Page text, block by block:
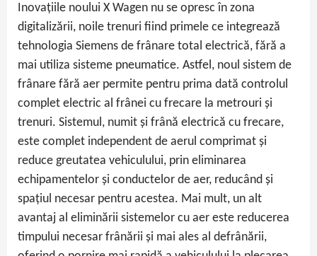
Inovațiile noului X Wagen nu se opresc în zona
digitalizării, noile trenuri fiind primele ce integrează
tehnologia Siemens de frânare total electrică, fără a
mai utiliza sisteme pneumatice. Astfel, noul sistem de
frânare fără aer permite pentru prima dată controlul
complet electric al frânei cu frecare la metrouri și
trenuri. Sistemul, numit și frână electrică cu frecare,
este complet independent de aerul comprimat și
reduce greutatea vehiculului, prin eliminarea
echipamentelor și conductelor de aer, reducând și
spațiul necesar pentru acestea. Mai mult, un alt
avantaj al eliminării sistemelor cu aer este reducerea
timpului necesar frânării și mai ales al defrânării,